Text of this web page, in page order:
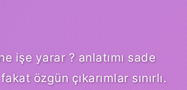
işe yarar ? anlatımı sade
özgün çıkarımlar sınırlı.